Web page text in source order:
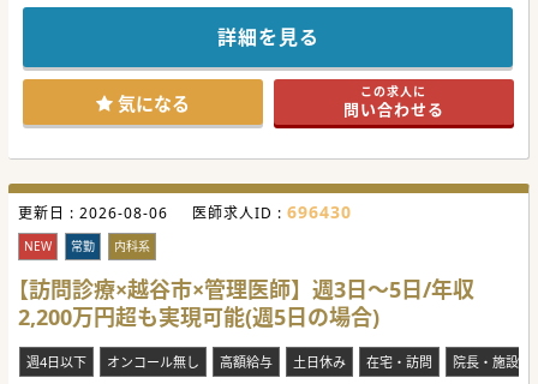
運営法人は医療・看護・介護と専門的リハビリテーションを
重度な疾患であっても安心して療養できる環境を提供してい
ます。
埼玉県内に複数医療機関を運営する法人ですので安心してご
勤務いただけます。
#秋入職可
詳細を見る
気になる この求人に
問い合わせる
更新日 : 2026-08-06 医師求人ID : 696430
NEW 常勤 内科系
【訪問診療×越谷市×管理医師】週3日～5日/年収
2,200万円超も実現可能(週5日の場合)
週4日以下 オンコール無し 高額給与 土日休み 在宅・訪問 院長・施設長